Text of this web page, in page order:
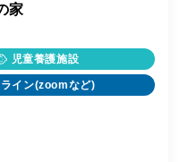
家
児童養護施設
イン(zoomなど)